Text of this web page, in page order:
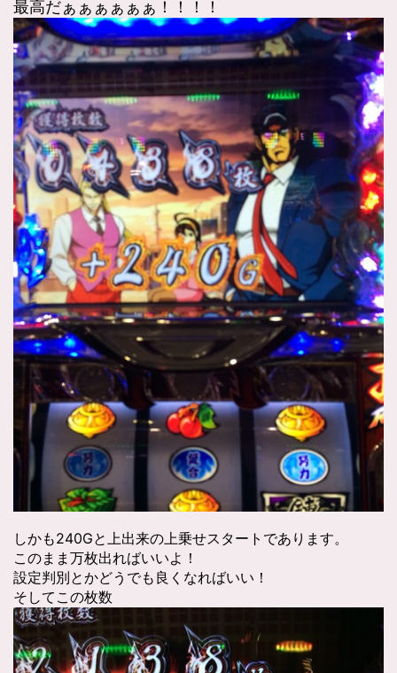
最高だぁぁぁぁぁぁ！！！！
しかも240Gと上出来の上乗せスタートであります。
このまま万枚出ればいいよ！
設定判別とかどうでも良くなればいい！
そしてこの枚数